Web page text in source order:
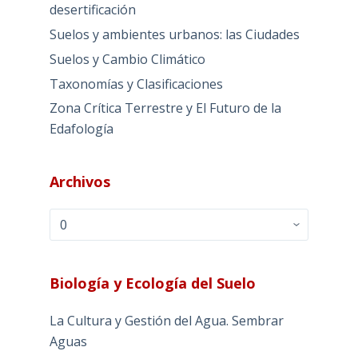
desertificación
Suelos y ambientes urbanos: las Ciudades
Suelos y Cambio Climático
Taxonomías y Clasificaciones
Zona Crítica Terrestre y El Futuro de la
Edafología
Archivos
Archivos
Biología y Ecología del Suelo
La Cultura y Gestión del Agua. Sembrar
Aguas